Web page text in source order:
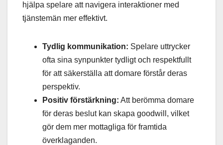
hjälpa spelare att navigera interaktioner med
tjänstemän mer effektivt.
Tydlig kommunikation: Spelare uttrycker
ofta sina synpunkter tydligt och respektfullt
för att säkerställa att domare förstår deras
perspektiv.
Positiv förstärkning: Att berömma domare
för deras beslut kan skapa goodwill, vilket
gör dem mer mottagliga för framtida
överklaganden.